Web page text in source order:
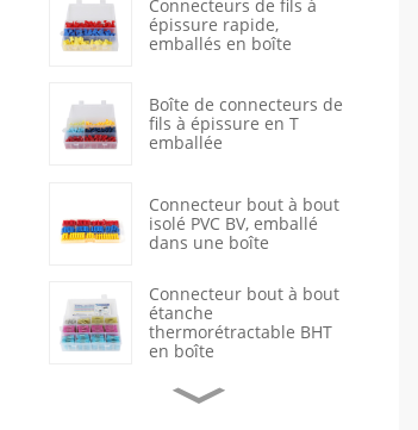
Connecteurs de fils à
épissure rapide,
emballés en boîte
Boîte de connecteurs de
fils à épissure en T
emballée
Connecteur bout à bout
isolé PVC BV, emballé
dans une boîte
Connecteur bout à bout
étanche
thermorétractable BHT
en boîte
Cosses à sertir